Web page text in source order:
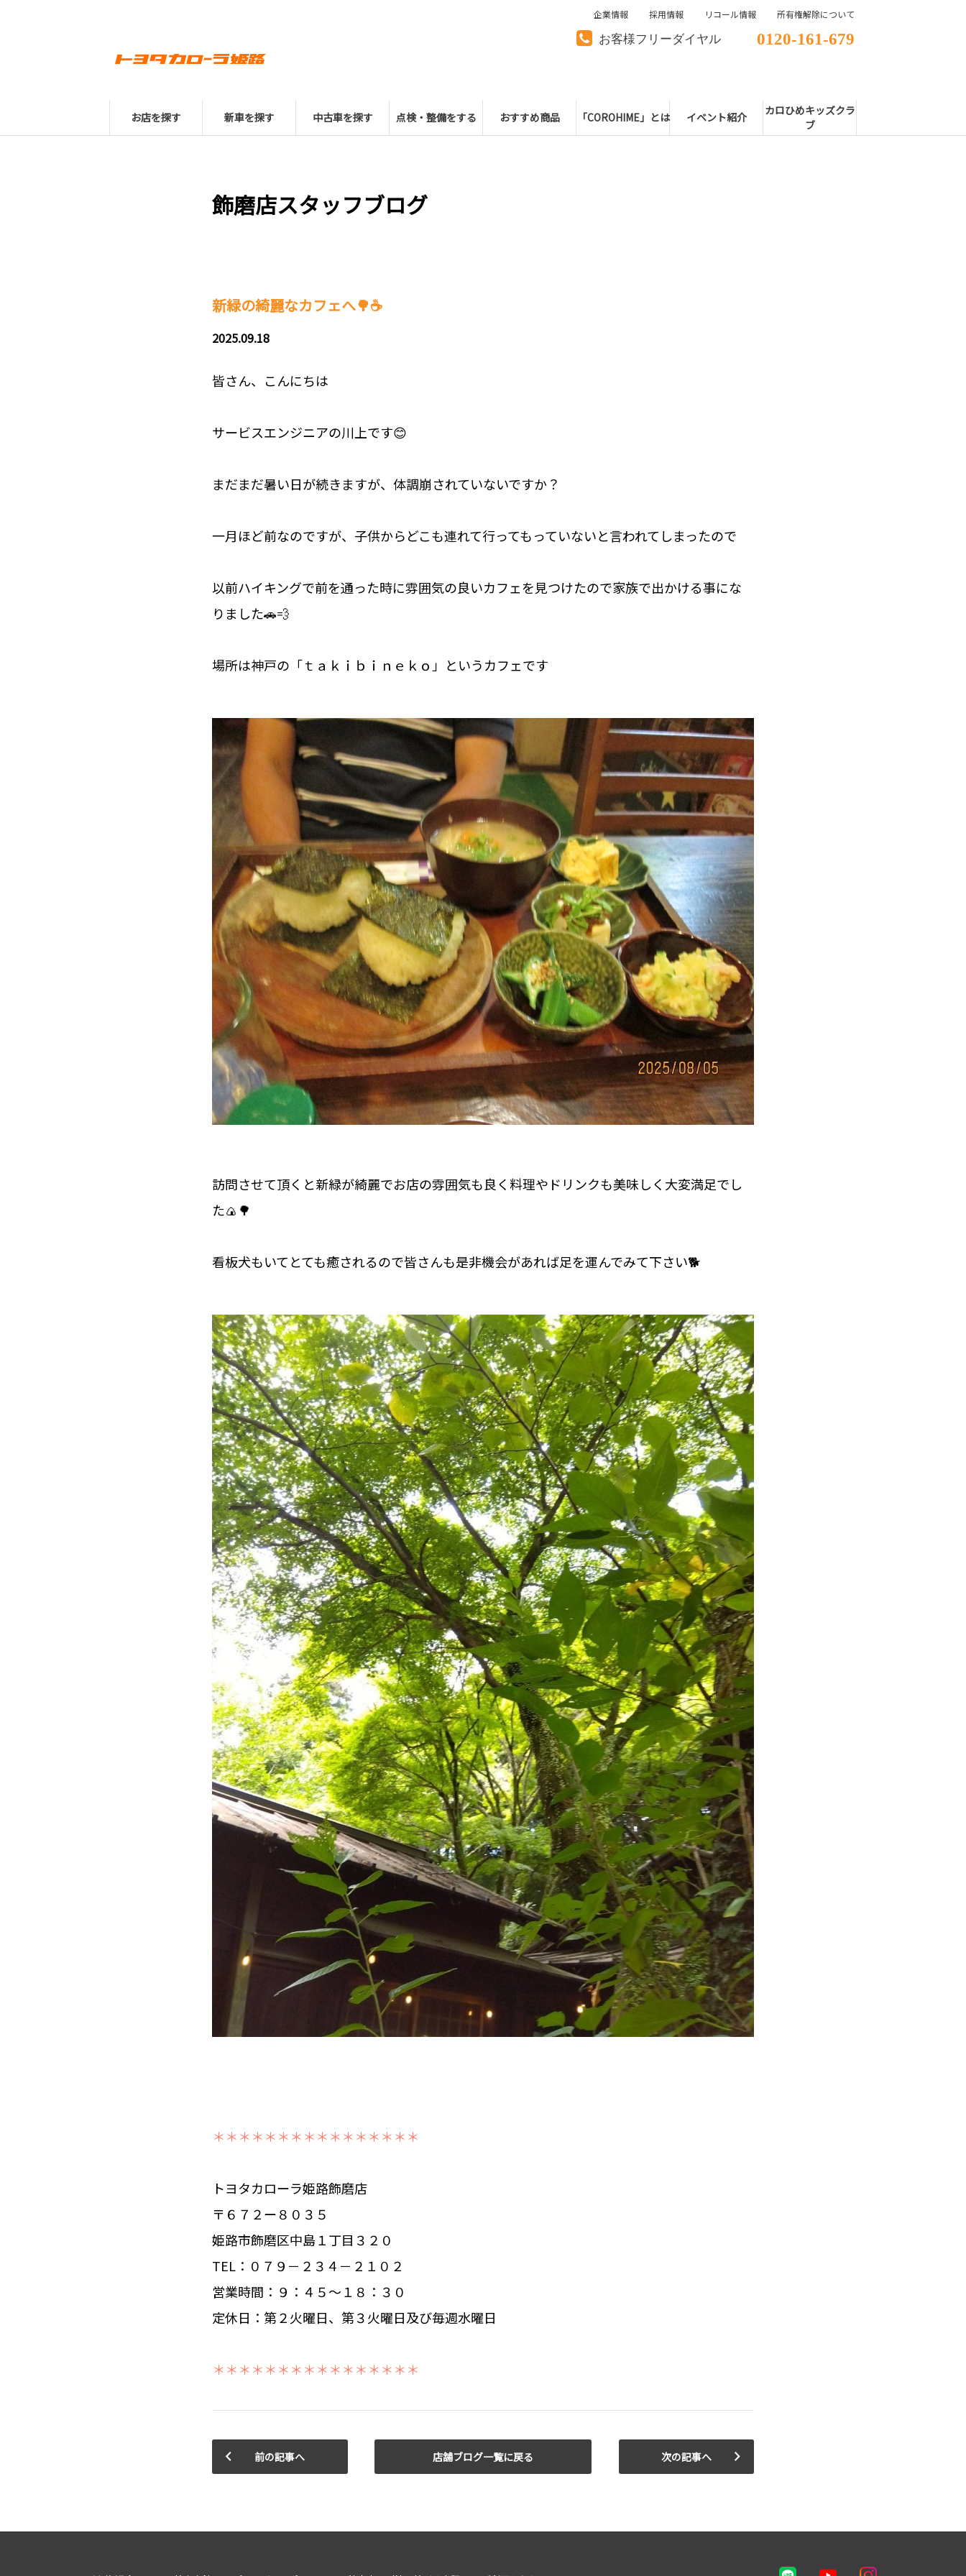
お客様フリーダイヤル 0120-161-679
お店を探す 新車を探す 中古車を探す 点検・整備をする おすすめ商品 「COROHIME」とは イベント紹介
カロひめキッズクラ
ブ
企業情報 採用情報 リコール情報 所有権解除について
飾磨店スタッフブログ
新緑の綺麗なカフェへ🌳☕
2025.09.18
皆さん、こんにちは
サービスエンジニアの川上です😊
まだまだ暑い日が続きますが、体調崩されていないですか？
一月ほど前なのですが、子供からどこも連れて行ってもっていないと言われてしまったので
以前ハイキングで前を通った時に雰囲気の良いカフェを見つけたので家族で出かける事にな
りました🚗💨
場所は神戸の「ｔａｋｉｂｉｎｅｋｏ」というカフェです
訪問させて頂くと新緑が綺麗でお店の雰囲気も良く料理やドリンクも美味しく大変満足でし
た🍙🌳
看板犬もいてとても癒されるので皆さんも是非機会があれば足を運んでみて下さい🐕
＊＊＊＊＊＊＊＊＊＊＊＊＊＊＊＊
トヨタカローラ姫路飾磨店
〒６７２ー８０３５
姫路市飾磨区中島１丁目３２０
TEL：０７９－２３４－２１０２
営業時間：９：４５～１８：３０
定休日：第２火曜日、第３火曜日及び毎週水曜日
＊＊＊＊＊＊＊＊＊＊＊＊＊＊＊＊
前の記事へ 店舗ブログ一覧に戻る 次の記事へ